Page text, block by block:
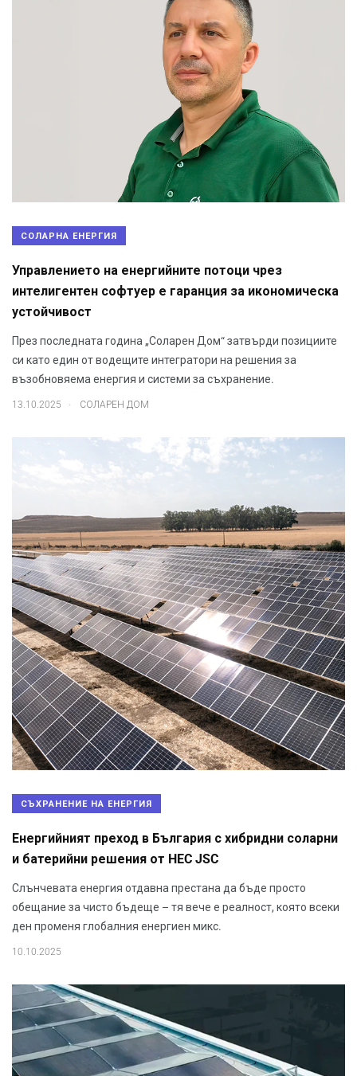
СОЛАРНА ЕНЕРГИЯ
Управлението на енергийните потоци чрез
интелигентен софтуер е гаранция за икономическа
устойчивост
През последната година „Соларен Дом“ затвърди позициите
си като един от водещите интегратори на решения за
възобновяема енергия и системи за съхранение.
13.10.2025 СОЛАРЕН ДОМ
СЪХРАНЕНИЕ НА ЕНЕРГИЯ
Енергийният преход в България с хибридни соларни
и батерийни решения от HEC JSC
Слънчевата енергия отдавна престана да бъде просто
обещание за чисто бъдеще – тя вече е реалност, която всеки
ден променя глобалния енергиен микс.
10.10.2025